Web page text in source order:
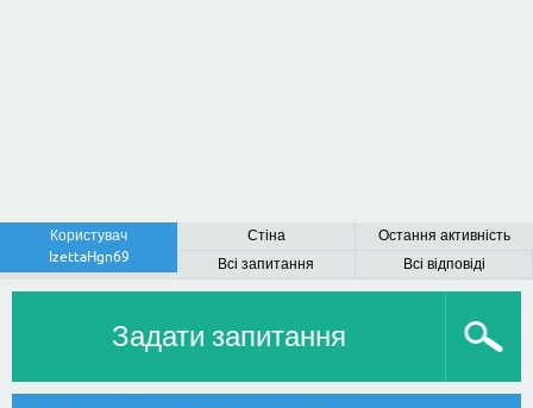
Користувач
IzettaHgn69
Стіна
Остання активність
Всі запитання
Всі відповіді
Задати запитання